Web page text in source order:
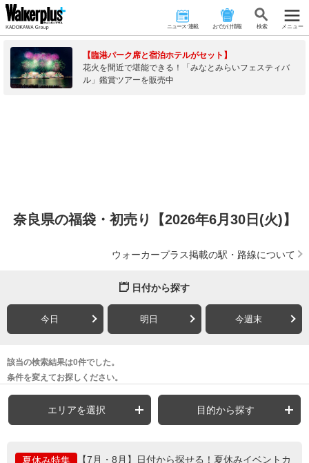
ニュース･連載 おでかけ情報 検 索 メニュー
【臨港パーク席と宿泊ホテルがセット】
花火を間近で堪能できる！「みなとみらいフェスティバ
ル」鑑賞ツアーを販売中
奈良県の福袋・初売り【2026年6月30日(火)】
ウォーカープラス掲載の駅・路線について
日付から探す
今日 明日 今週末
該当の検索結果は0件でした。
条件を変えてお探しください。
エリアを選択 目的から探す
夏休み特集
【7月・8月】日付から探せる！夏休みイベントカ